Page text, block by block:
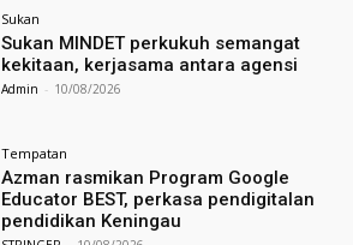
Sukan
Sukan MINDET perkukuh semangat
kekitaan, kerjasama antara agensi
Admin - 10/08/2026
Tempatan
Azman rasmikan Program Google
Educator BEST, perkasa pendigitalan
pendidikan Keningau